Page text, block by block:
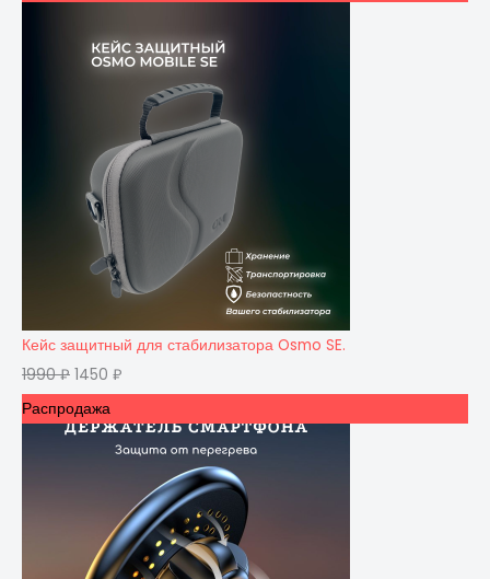
Кейс защитный для стабилизатора Osmo SE.
1990₽ 1450 ₽
Распродажа